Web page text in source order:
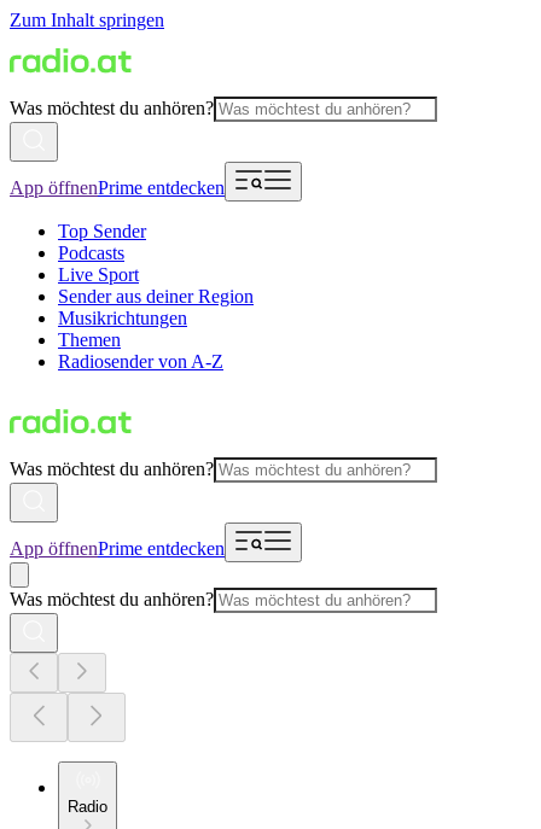
Zum Inhalt springen
Was möchtest du anhören?
App öffnenPrime entdecken
Top Sender
Podcasts
Live Sport
Sender aus deiner Region
Musikrichtungen
Themen
Radiosender von A-Z
Was möchtest du anhören?
App öffnenPrime entdecken
Was möchtest du anhören?
Radio